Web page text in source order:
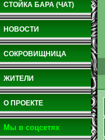
СТОЙКА БАРА (ЧАТ)
НОВОСТИ
СОКРОВИЩНИЦА
ЖИТЕЛИ
О ПРОЕКТЕ
Мы в соцсетях